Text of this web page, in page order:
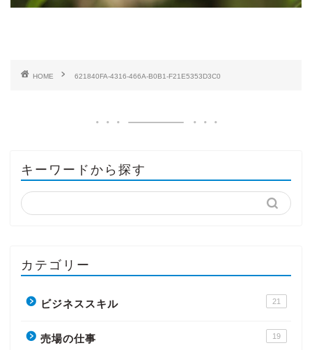
HOME 621840FA-4316-466A-B0B1-F21E5353D3C0
キーワードから探す
カテゴリー
ビジネススキル 21
売場の仕事 19